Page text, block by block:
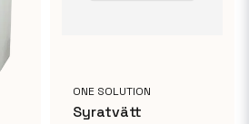
ONE SOLUTION
Syratvätt